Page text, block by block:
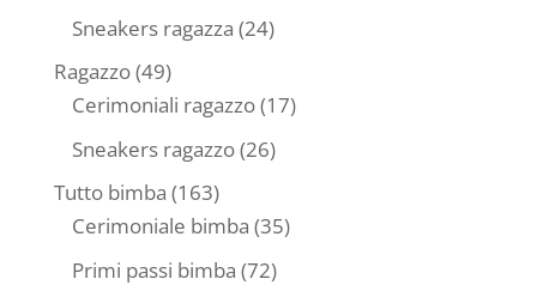
prodotti
Sneakers ragazza 2424
Ragazzo 4949
prodotti
Cerimoniali ragazzo 1717
Sneakers ragazzo 2626
Tutto bimba 163163
prodotti
Cerimoniale bimba 3535
Primi passi bimba 7272